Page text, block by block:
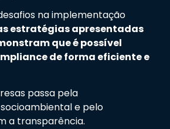
na implementação
estratégias apresentadas
que é possível
de forma eficiente e
passa pela
e pelo
a transparência.